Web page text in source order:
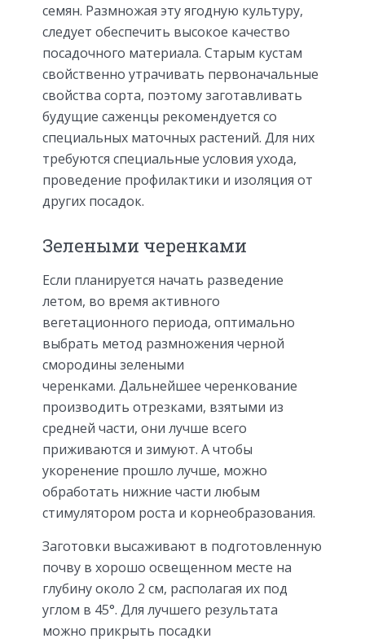
семян. Размножая эту ягодную культуру,
следует обеспечить высокое качество
посадочного материала. Старым кустам
свойственно утрачивать первоначальные
свойства сорта, поэтому заготавливать
будущие саженцы рекомендуется со
специальных маточных растений. Для них
требуются специальные условия ухода,
проведение профилактики и изоляция от
других посадок.
Зелеными черенками
Если планируется начать разведение
летом, во время активного
вегетационного периода, оптимально
выбрать метод размножения черной
смородины зелеными
черенками. Дальнейшее черенкование
производить отрезками, взятыми из
средней части, они лучше всего
приживаются и зимуют. А чтобы
укоренение прошло лучше, можно
обработать нижние части любым
стимулятором роста и корнеобразования.
Заготовки высаживают в подготовленную
почву в хорошо освещенном месте на
глубину около 2 см, располагая их под
углом в 45°. Для лучшего результата
можно прикрыть посадки